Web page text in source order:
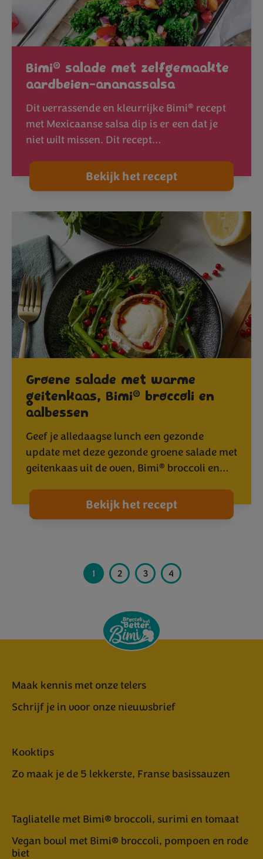
Bimi® salade met zelfgemaakte
aardbeien-ananassalsa
Dit verrassende en kleurrijke Bimi® recept
met Mexicaanse salsa dip is er een dat je
niet wilt missen. Dit recept…
Bekijk het recept
Groene salade met warme
geitenkaas, Bimi® broccoli en
aalbessen
Geef je alledaagse lunch een gezonde
update met deze gezonde groene salade met
geitenkaas uit de oven, Bimi® broccoli en…
Bekijk het recept
1 2 3 4
Maak kennis met onze telers
Schrijf je in voor onze nieuwsbrief
Kooktips
Zo maak je de 5 lekkerste, Franse basissauzen
Tagliatelle met Bimi® broccoli, surimi en tomaat
Vegan bowl met Bimi® broccoli, pompoen en rode
biet